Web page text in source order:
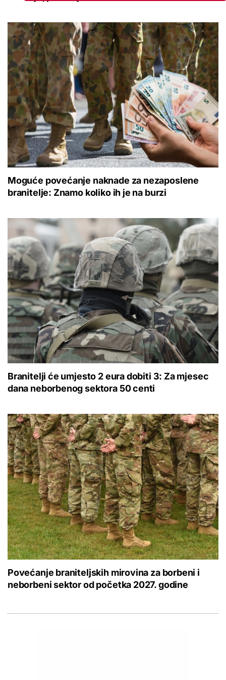
Moguće povećanje naknade za nezaposlene
branitelje: Znamo koliko ih je na burzi
Branitelji će umjesto 2 eura dobiti 3: Za mjesec
dana neborbenog sektora 50 centi
Povećanje braniteljskih mirovina za borbeni i
neborbeni sektor od početka 2027. godine